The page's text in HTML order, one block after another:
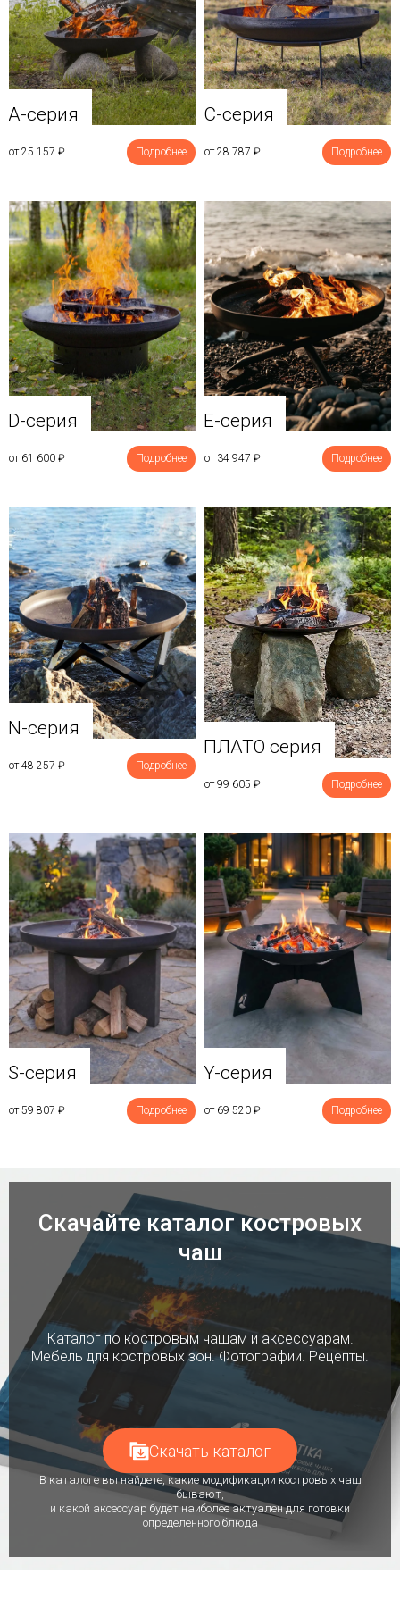
A-серия
от 25 157 ₽ Подробнее
C-серия
от 28 787 ₽ Подробнее
D-серия
от 61 600 ₽ Подробнее
E-серия
от 34 947 ₽ Подробнее
N-серия
от 48 257 ₽ Подробнее
ПЛАТО серия
от 99 605 ₽ Подробнее
S-серия
от 59 807 ₽ Подробнее
Y-серия
от 69 520 ₽ Подробнее
Скачайте каталог костровых
чаш
Каталог по костровым чашам и аксессуарам.
Мебель для костровых зон. Фотографии. Рецепты.
Скачать каталог
В каталоге вы найдете, какие модификации костровых чаш
бывают,
и какой аксессуар будет наиболее актуален для готовки
определенного блюда